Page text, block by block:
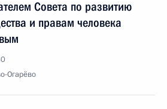
Совета по развитию
и правам человека
Огарёво